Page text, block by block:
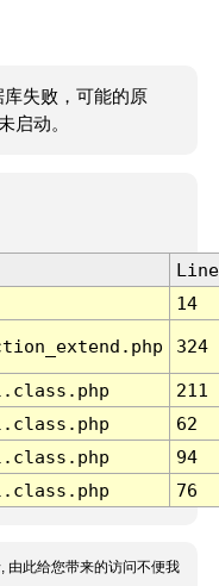
失败，可能的原
启动。
Line
14
324
211
62
94
76
由此给您带来的访问不便我